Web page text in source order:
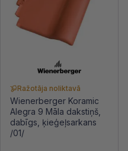
Ražotāja noliktavā
Wienerberger Koramic
Alegra 9 Māla dakstiņš,
dabīgs, ķieģeļsarkans
/01/